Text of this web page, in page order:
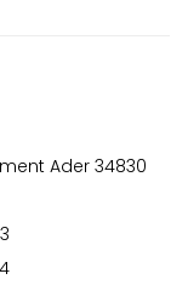
Ader 34830